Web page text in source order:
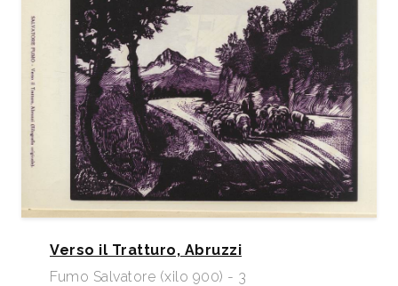
Verso il Tratturo, Abruzzi
Fumo Salvatore (xilo 900) - 3